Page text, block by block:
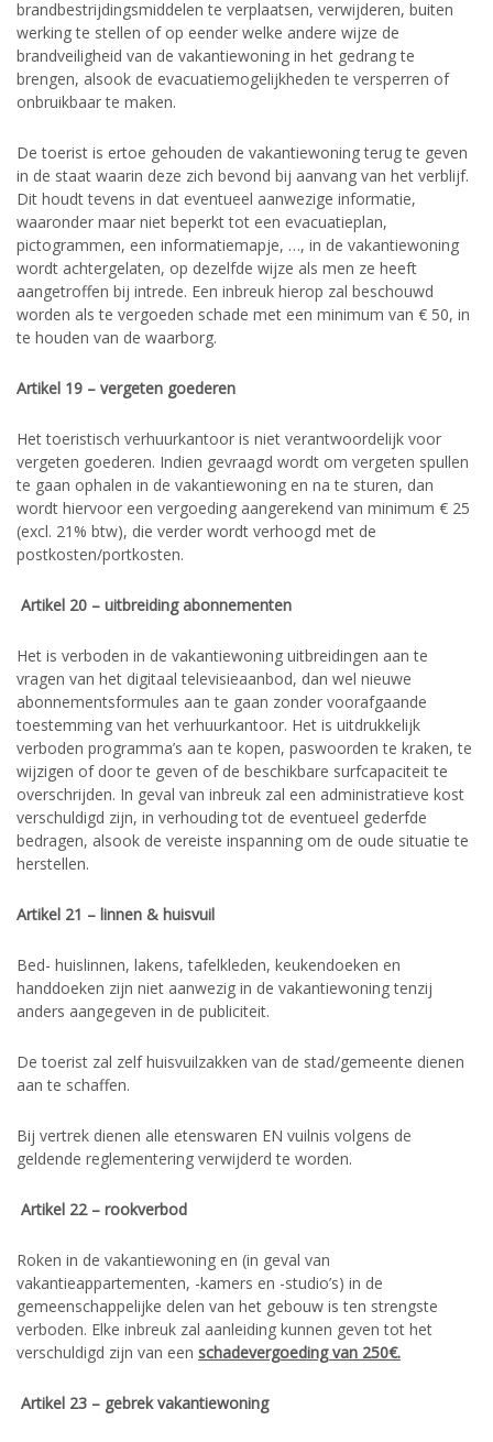
brandbestrijdingsmiddelen te verplaatsen, verwijderen, buiten
werking te stellen of op eender welke andere wijze de
brandveiligheid van de vakantiewoning in het gedrang te
brengen, alsook de evacuatiemogelijkheden te versperren of
onbruikbaar te maken.
De toerist is ertoe gehouden de vakantiewoning terug te geven
in de staat waarin deze zich bevond bij aanvang van het verblijf.
Dit houdt tevens in dat eventueel aanwezige informatie,
waaronder maar niet beperkt tot een evacuatieplan,
pictogrammen, een informatiemapje, …, in de vakantiewoning
wordt achtergelaten, op dezelfde wijze als men ze heeft
aangetroffen bij intrede. Een inbreuk hierop zal beschouwd
worden als te vergoeden schade met een minimum van € 50, in
te houden van de waarborg.
Artikel 19 – vergeten goederen
Het toeristisch verhuurkantoor is niet verantwoordelijk voor
vergeten goederen. Indien gevraagd wordt om vergeten spullen
te gaan ophalen in de vakantiewoning en na te sturen, dan
wordt hiervoor een vergoeding aangerekend van minimum € 25
(excl. 21% btw), die verder wordt verhoogd met de
postkosten/portkosten.
Artikel 20 – uitbreiding abonnementen
Het is verboden in de vakantiewoning uitbreidingen aan te
vragen van het digitaal televisieaanbod, dan wel nieuwe
abonnementsformules aan te gaan zonder voorafgaande
toestemming van het verhuurkantoor. Het is uitdrukkelijk
verboden programma’s aan te kopen, paswoorden te kraken, te
wijzigen of door te geven of de beschikbare surfcapaciteit te
overschrijden. In geval van inbreuk zal een administratieve kost
verschuldigd zijn, in verhouding tot de eventueel gederfde
bedragen, alsook de vereiste inspanning om de oude situatie te
herstellen.
Artikel 21 – linnen & huisvuil
Bed- huislinnen, lakens, tafelkleden, keukendoeken en
handdoeken zijn niet aanwezig in de vakantiewoning tenzij
anders aangegeven in de publiciteit.
De toerist zal zelf huisvuilzakken van de stad/gemeente dienen
aan te schaffen.
Bij vertrek dienen alle etenswaren EN vuilnis volgens de
geldende reglementering verwijderd te worden.
Artikel 22 – rookverbod
Roken in de vakantiewoning en (in geval van
vakantieappartementen, -kamers en -studio’s) in de
gemeenschappelijke delen van het gebouw is ten strengste
verboden. Elke inbreuk zal aanleiding kunnen geven tot het
verschuldigd zijn van een schadevergoeding van 250€.
Artikel 23 – gebrek vakantiewoning